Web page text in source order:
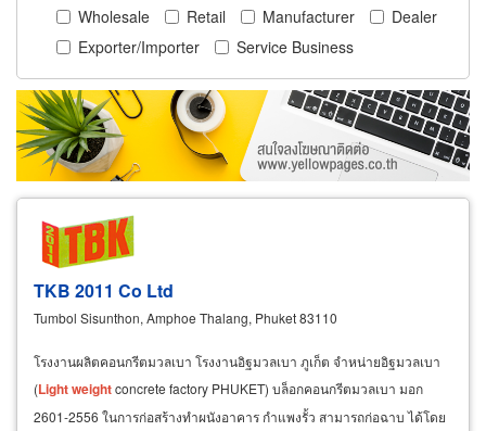
Wholesale Retail Manufacturer
Dealer
Exporter/Importer
Service Business
TKB 2011 Co Ltd
Tumbol Sisunthon, Amphoe Thalang, Phuket 83110
โรงงานผลิตคอนกรีตมวลเบา โรงงานอิฐมวลเบา ภูเก็ต จำหน่ายอิฐมวลเบา
(Lightweightconcrete factory PHUKET) บล็อกคอนกรีตมวลเบา มอก
2601-2556 ในการก่อสร้างทำผนังอาคาร กำแพงรั้ว สามารถก่อฉาบ ได้โดย